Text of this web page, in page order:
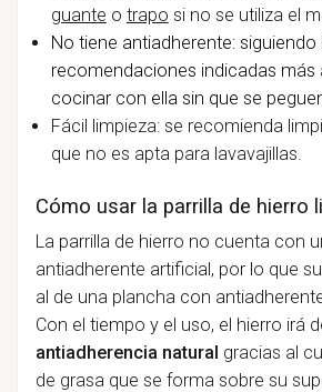
guante o trapo si no se utiliza el
No tiene antiadherente: siguiendo
recomendaciones indicadas más
cocinar con ella sin que se
Fácil limpieza: se recomienda
que no es apta para lavavajillas.
Cómo usar la parrilla de hierro
La parrilla de hierro no cuenta con
antiadherente artificial, por lo que
al de una plancha con
Con el tiempo y el uso, el hierro irá
antiadherencia natural gracias al
de grasa que se forma sobre su